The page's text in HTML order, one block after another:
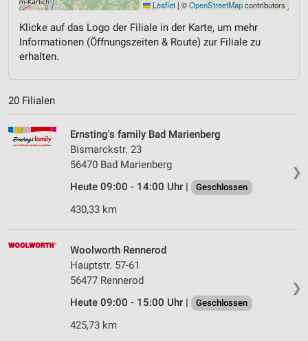
Leaflet | ©OpenStreetMapcontributors
Klicke auf das Logo der Filiale in der Karte, um mehr
Informationen (Öffnungszeiten & Route) zur Filiale zu
erhalten.
20 Filialen
❯
Ernsting's family Bad Marienberg
Bismarckstr. 23
56470 Bad Marienberg
Heute 09:00 - 14:00 Uhr |
Geschlossen
430,33 km
❯
Woolworth Rennerod
Hauptstr. 57-61
56477 Rennerod
Heute 09:00 - 15:00 Uhr |
Geschlossen
425,73 km